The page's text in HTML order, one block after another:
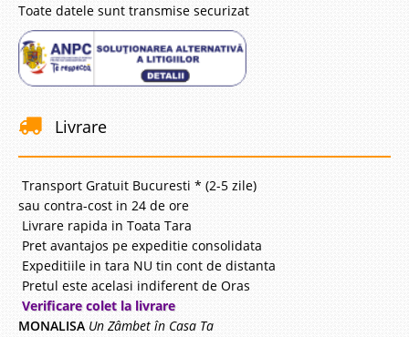
Toate datele sunt transmise securizat
Livrare
Transport Gratuit Bucuresti * (2-5 zile)
sau contra-cost in 24 de ore
Livrare rapida in Toata Tara
Pret avantajos pe expeditie consolidata
Expeditiile in tara NU tin cont de distanta
Pretul este acelasi indiferent de Oras
Verificare colet la livrare
MONALISA Un Zâmbet în Casa Ta